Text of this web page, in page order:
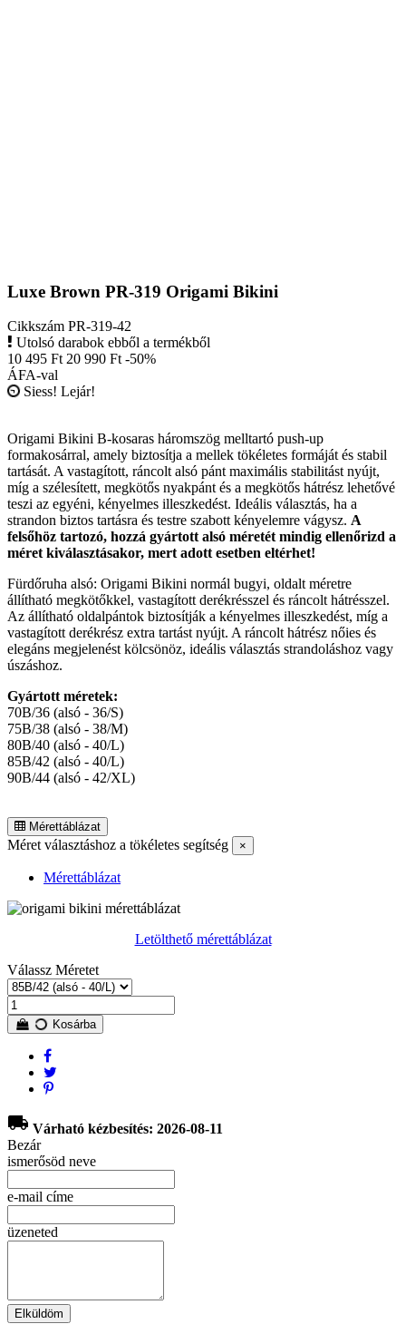
Luxe Brown PR-319 Origami Bikini
Cikkszám PR-319-42
Utolsó darabok ebből a termékből
10 495 Ft20 990 Ft -50%
ÁFA-val
Siess! Lejár!
Origami Bikini B-kosaras háromszög melltartó push-up
formakosárral, amely biztosítja a mellek tökéletes formáját és stabil
tartását. A vastagított, ráncolt alsó pánt maximális stabilitást nyújt,
míg a szélesített, megkötős nyakpánt és a megkötős hátrész lehetővé
teszi az egyéni, kényelmes illeszkedést. Ideális választás, ha a
strandon biztos tartásra és testre szabott kényelemre vágysz. A
felsőhöz tartozó, hozzá gyártott alsó méretét mindig ellenőrizd a
méret kiválasztásakor, mert adott esetben eltérhet!
Fürdőruha alsó: Origami Bikini normál bugyi, oldalt méretre
állítható megkötőkkel, vastagított derékrésszel és ráncolt hátrésszel.
Az állítható oldalpántok biztosítják a kényelmes illeszkedést, míg a
vastagított derékrész extra tartást nyújt. A ráncolt hátrész nőies és
elegáns megjelenést kölcsönöz, ideális választás strandoláshoz vagy
úszáshoz.
Gyártott méretek:
70B/36 (alsó - 36/S)
75B/38 (alsó - 38/M)
80B/40 (alsó - 40/L)
85B/42 (alsó - 40/L)
90B/44 (alsó - 42/XL)
Mérettáblázat
Méret választáshoz a tökéletes segítség ×
Mérettáblázat
Letölthető mérettáblázat
Válassz Méretet
Kosárba
local_shipping Várható kézbesítés: 2026-08-11
Bezár
ismerősöd neve
e-mail címe
üzeneted
Elküldöm